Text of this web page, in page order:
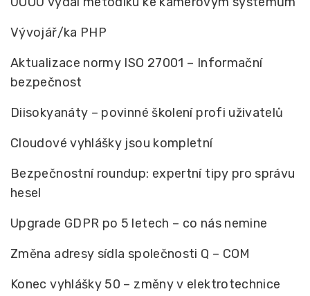
Vývojář/ka PHP
Aktualizace normy ISO 27001 – Informační
bezpečnost
Diisokyanáty – povinné školení profi uživatelů
Cloudové vyhlášky jsou kompletní
Bezpečnostní roundup: expertní tipy pro správu
hesel
Upgrade GDPR po 5 letech – co nás nemine
Změna adresy sídla společnosti Q – COM
Konec vyhlášky 50 – změny v elektrotechnice